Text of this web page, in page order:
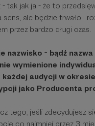
- tak jak ja - że to
sens, ale będzie trwało i
przez bardzo długi czas.
nazwisko - bądź
wymienione
audycji w
jako Producenta
tego, jeśli zdecydujesz
co najmniej przez 3